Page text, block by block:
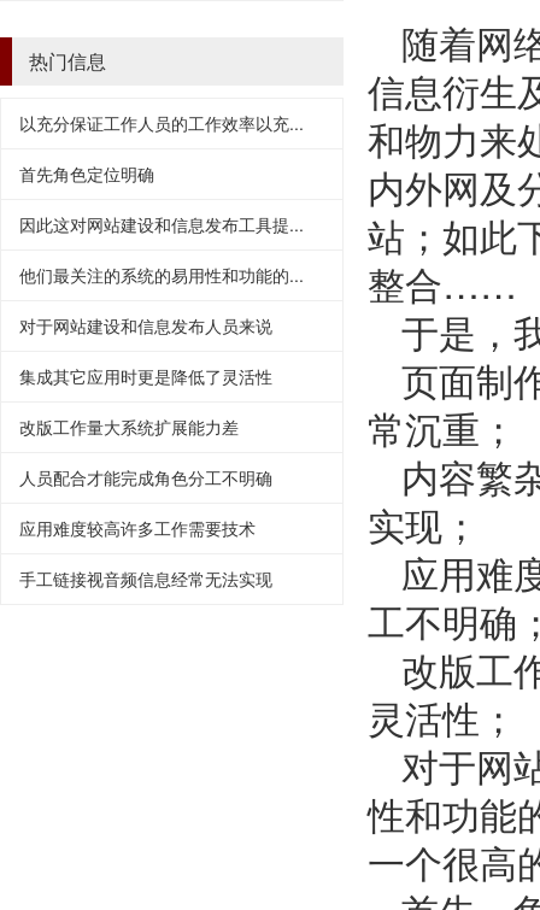
热门信息
以充分保证工作人员的工作效率以充...
首先角色定位明确
因此这对网站建设和信息发布工具提...
他们最关注的系统的易用性和功能的...
对于网站建设和信息发布人员来说
集成其它应用时更是降低了灵活性
改版工作量大系统扩展能力差
人员配合才能完成角色分工不明确
应用难度较高许多工作需要技术
手工链接视音频信息经常无法实现
随着网
信息衍生
和物力来
内外网及
站；如此
整合……
于是，
页面制
常沉重；
内容繁
实现；
应用难
工不明确
改版工
灵活性；
对于网
性和功能
一个很高